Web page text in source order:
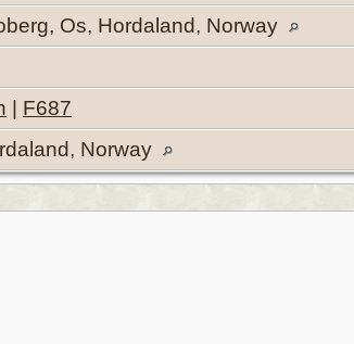
Os, Hordaland, Norway
| F687
Norway